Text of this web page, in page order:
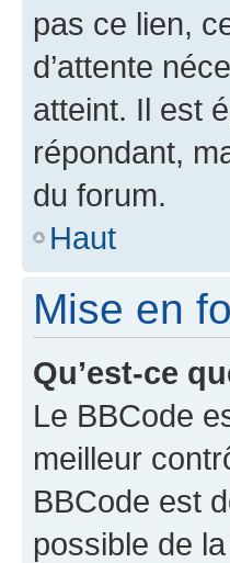
pas ce lien,
d’attente
atteint. Il est
répondant,
du forum.
Haut
Mise en
Qu’est-ce
Le BBCode
meilleur
BBCode est
possible de